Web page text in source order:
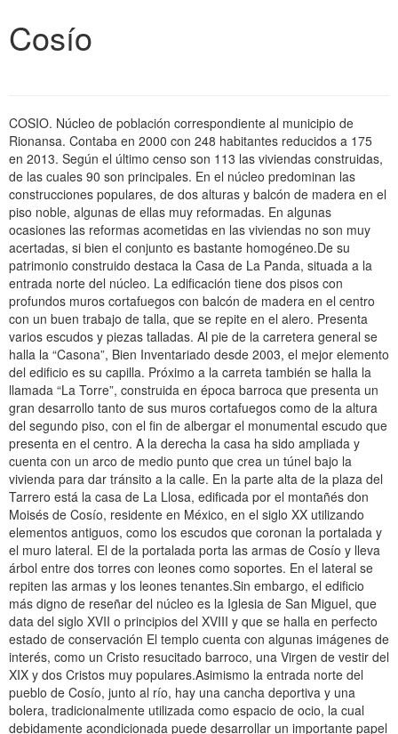
Cosío
COSIO. Núcleo de población correspondiente al municipio de
Rionansa. Contaba en 2000 con 248 habitantes reducidos a 175
en 2013. Según el último censo son 113 las viviendas construidas,
de las cuales 90 son principales. En el núcleo predominan las
construcciones populares, de dos alturas y balcón de madera en el
piso noble, algunas de ellas muy reformadas. En algunas
ocasiones las reformas acometidas en las viviendas no son muy
acertadas, si bien el conjunto es bastante homogéneo.De su
patrimonio construido destaca la Casa de La Panda, situada a la
entrada norte del núcleo. La edificación tiene dos pisos con
profundos muros cortafuegos con balcón de madera en el centro
con un buen trabajo de talla, que se repite en el alero. Presenta
varios escudos y piezas talladas. Al pie de la carretera general se
halla la “Casona”, Bien Inventariado desde 2003, el mejor elemento
del edificio es su capilla. Próximo a la carreta también se halla la
llamada “La Torre”, construida en época barroca que presenta un
gran desarrollo tanto de sus muros cortafuegos como de la altura
del segundo piso, con el fin de albergar el monumental escudo que
presenta en el centro. A la derecha la casa ha sido ampliada y
cuenta con un arco de medio punto que crea un túnel bajo la
vivienda para dar tránsito a la calle. En la parte alta de la plaza del
Tarrero está la casa de La Llosa, edificada por el montañés don
Moisés de Cosío, residente en México, en el siglo XX utilizando
elementos antiguos, como los escudos que coronan la portalada y
el muro lateral. El de la portalada porta las armas de Cosío y lleva
árbol entre dos torres con leones como soportes. En el lateral se
repiten las armas y los leones tenantes.Sin embargo, el edificio
más digno de reseñar del núcleo es la Iglesia de San Miguel, que
data del siglo XVII o principios del XVIII y que se halla en perfecto
estado de conservación El templo cuenta con algunas imágenes de
interés, como un Cristo resucitado barroco, una Virgen de vestir del
XIX y dos Cristos muy populares.Asimismo la entrada norte del
pueblo de Cosío, junto al río, hay una cancha deportiva y una
bolera, tradicionalmente utilizada como espacio de ocio, la cual
debidamente acondicionada puede desarrollar un importante papel